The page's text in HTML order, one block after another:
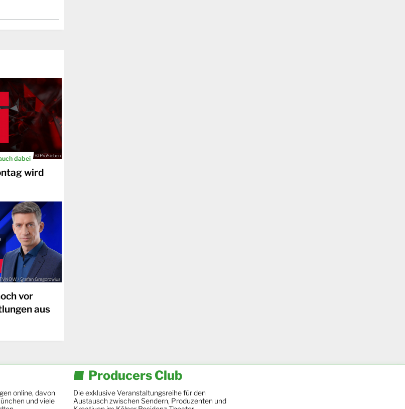
dabei © ProSieben
wird
/ Stefan Gregorowius
vor
aus
online, davon
und viele
Producers Club
Die exklusive Veranstaltungsreihe für den
Austausch zwischen Sendern, Produzenten und